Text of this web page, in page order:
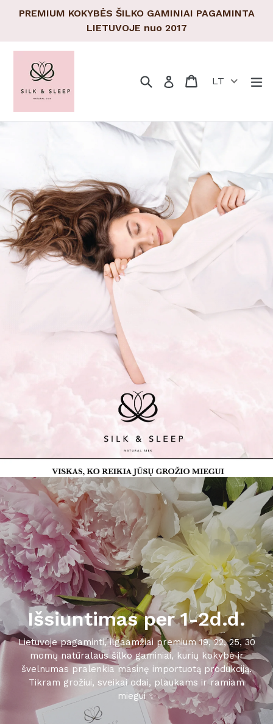
PREMIUM KOKYBĖS ŠILKO GAMINIAI PAGAMINTA
LIETUVOJE nuo 2017
PaieškaPrisijungti
Pirkinių
Pirkinių
LT
Išsiuntimas per 1-2d.d.
Lietuvoje pagaminti, ilgaamžiai premium 19, 22, 25, 30
momų natūralaus šilko gaminiai, kurių kokybė ir
švelnumas pralenkia masinę importuotą produkciją.
Tikram grožiui, sveikai odai, plaukams ir ramiam
miegui ✨